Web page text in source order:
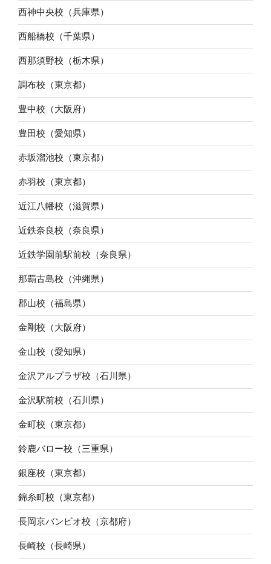
西神中央校（兵庫県）
西船橋校（千葉県）
西那須野校（栃木県）
調布校（東京都）
豊中校（大阪府）
豊田校（愛知県）
赤坂溜池校（東京都）
赤羽校（東京都）
近江八幡校（滋賀県）
近鉄奈良校（奈良県）
近鉄学園前駅前校（奈良県）
那覇古島校（沖縄県）
郡山校（福島県）
金剛校（大阪府）
金山校（愛知県）
金沢アルプラザ校（石川県）
金沢駅前校（石川県）
金町校（東京都）
鈴鹿バロー校（三重県）
銀座校（東京都）
錦糸町校（東京都）
長岡京バンビオ校（京都府）
長崎校（長崎県）